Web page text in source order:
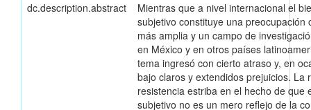
dc.description.abstract
Mientras que a nivel internacional el
subjetivo constituye una preocupación
más amplia y un campo de
en México y en otros países
tema ingresó con cierto atraso y, en
bajo claros y extendidos prejuicios. La
resistencia estriba en el hecho de que
subjetivo no es un mero reflejo de la